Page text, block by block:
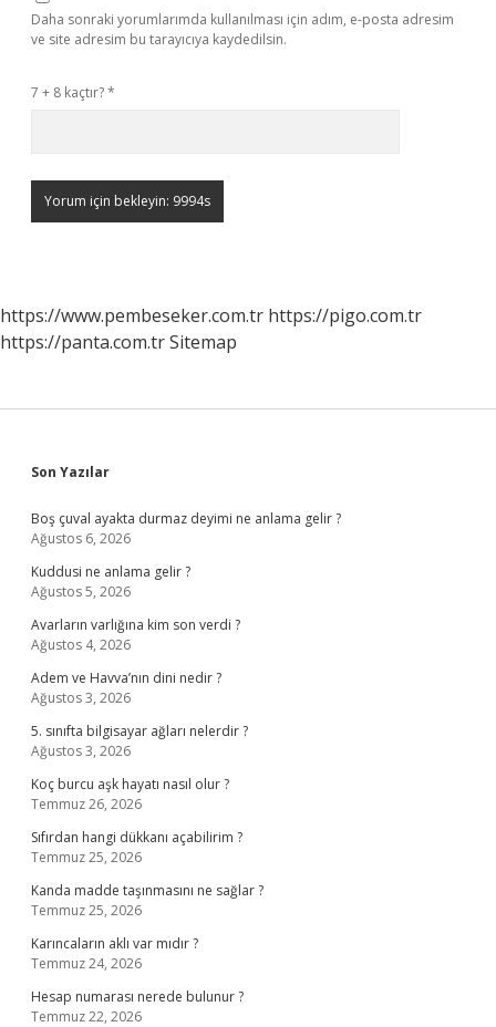
Daha sonraki yorumlarımda kullanılması için adım, e-posta adresim
ve site adresim bu tarayıcıya kaydedilsin.
7 + 8 kaçtır?*
https://www.pembeseker.com.tr https://pigo.com.tr
https://panta.com.trSitemap
Sidebar
Son Yazılar
Boş çuval ayakta durmaz deyimi ne anlama gelir ?
Ağustos 6, 2026
Kuddusi ne anlama gelir ?
Ağustos 5, 2026
Avarların varlığına kim son verdi ?
Ağustos 4, 2026
Adem ve Havva’nın dini nedir ?
Ağustos 3, 2026
5. sınıfta bilgisayar ağları nelerdir ?
Ağustos 3, 2026
Koç burcu aşk hayatı nasıl olur ?
Temmuz 26, 2026
Sıfırdan hangi dükkanı açabilirim ?
Temmuz 25, 2026
Kanda madde taşınmasını ne sağlar ?
Temmuz 25, 2026
Karıncaların aklı var mıdır ?
Temmuz 24, 2026
Hesap numarası nerede bulunur ?
Temmuz 22, 2026